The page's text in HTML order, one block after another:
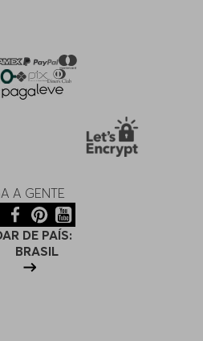
A GENTE
DE PAÍS:
BRASIL